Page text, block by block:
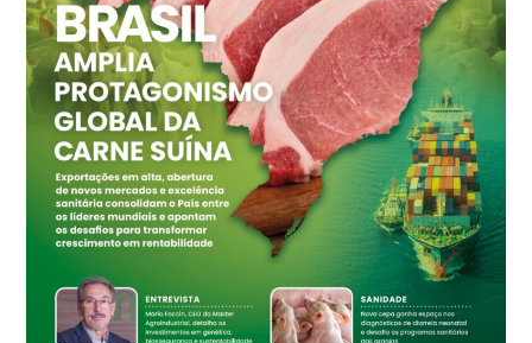
Ovo Vermelho - Regional
Vermelho
R$ 159,31
cx
Ovo Branco - Regional
Bastos (SP)
R$ 134,42
cx
Ovo Vermelho - Regional
Bastos (SP)
R$ 148,56